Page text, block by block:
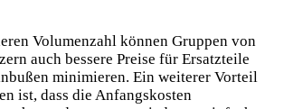
Volumenzahl können Gruppen von
auch bessere Preise für Ersatzteile
minimieren. Ein weiterer Vorteil
ist, dass die Anfangskosten